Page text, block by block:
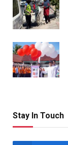
Stay In Touch